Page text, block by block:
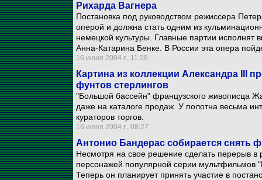
Рихарда Вагнера
Постановка под руководством режиссера
оперой и должна стать одним из
немецкой культуры. Главные партии
Анна-Катарина Бенке. В России эта опера
16 июня 2004 г., 11:38
Картина из коллекции Александра III
фунтов стерлингов
"Большой бассейн" французского живописца
даже на каталоге продаж. У полотна весьма
кураторов торгов.
16 июня 2004 г., 08:27
Антонио Бандерас собирается снять
Несмотря на свое решение сделать перерыв в
персонажей популярной серии мультфильмов
Теперь он планирует принять участие в